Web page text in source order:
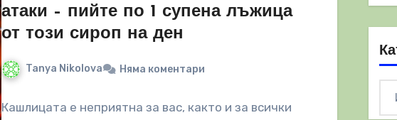
атаки – пийте по 1 супена лъжица
от този сироп на ден
Tanya Nikolova Няма коментари
Кашлицата е неприятна за вас, както и за всички